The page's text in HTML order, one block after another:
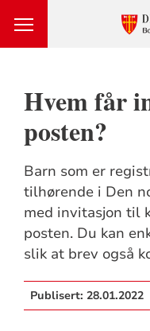
Hvem får
posten?
Barn som er
tilhørende i Den
med invitasjon til
posten. Du kan
slik at brev også
Publisert: 28.01.2022